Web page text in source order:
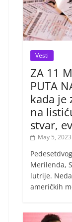
Vesti
ZA 11
PUTA
kada je
na
stvar,
May 5, 2023
Merilenda,
lutrije.
američkih